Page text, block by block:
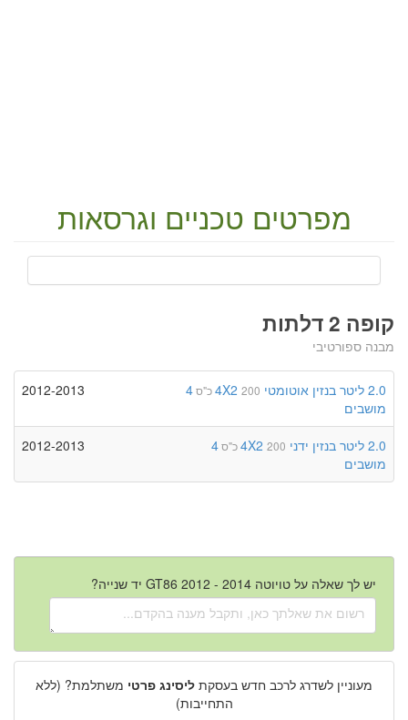
מפרטים טכניים וגרסאות
קופה 2 דלתות
מבנה ספורטיבי
2.0 ליטר בנזין אוטומטי 4X2 200 כ"ס
4
מושבים
2012-2013
2.0 ליטר בנזין ידני 4X2 200 כ"ס
4
מושבים
2012-2013
יש לך שאלה על טויוטה GT86 2012 - 2014 יד שנייה?
מעוניין לשדרג לרכב חדש בעסקת ליסינג פרטי משתלמת? (ללא
התחייבות)